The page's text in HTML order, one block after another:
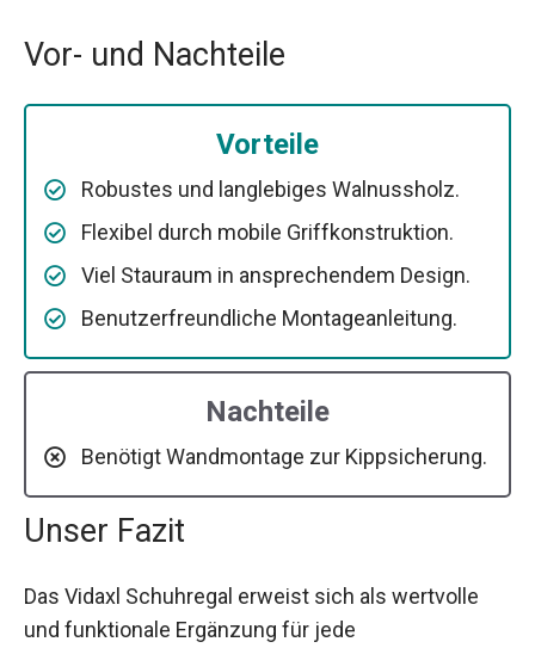
Vor- und Nachteile
Vorteile
Robustes und langlebiges Walnussholz.
Flexibel durch mobile Griffkonstruktion.
Viel Stauraum in ansprechendem Design.
Benutzerfreundliche Montageanleitung.
Nachteile
Benötigt Wandmontage zur Kippsicherung.
Unser Fazit
Das Vidaxl Schuhregal erweist sich als wertvolle
und funktionale Ergänzung für jede